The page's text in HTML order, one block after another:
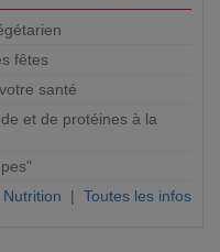
fêtes
santé
et de protéines à la
Nutrition | Toutes les infos